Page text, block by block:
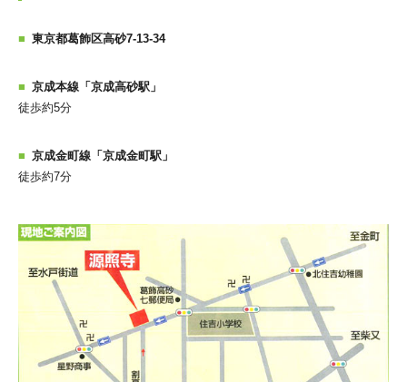
東京都葛飾区高砂7-13-34
京成本線「京成高砂駅」
徒歩約5分
京成金町線「京成金町駅」
徒歩約7分